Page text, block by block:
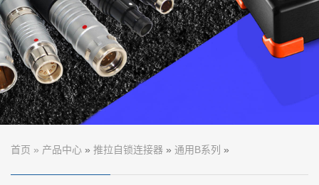
应用领域
下载中心
新闻中心
联系我们
首页 » 产品中心 » 推拉自锁连接器 » 通用B系列 »